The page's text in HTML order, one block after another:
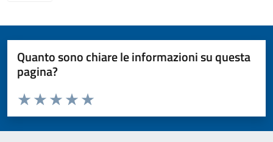
Quanto sono chiare le informazioni su questa
pagina?
Valuta da 1 a 5 stelle la pagina
Valuta 5 stelle su 5
Valuta 4 stelle su 5
Valuta 3 stelle su 5
Valuta 2 stelle su 5
Valuta 1 stelle su 5